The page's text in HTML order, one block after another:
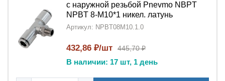
с наружной резьбой Pnevmo NBPT
NPBT 8-M10*1 никел. латунь
Артикул: NPBT08M10.1.0
432,86 ₽/шт 445,70 ₽
В наличии: 17 шт, 1 день